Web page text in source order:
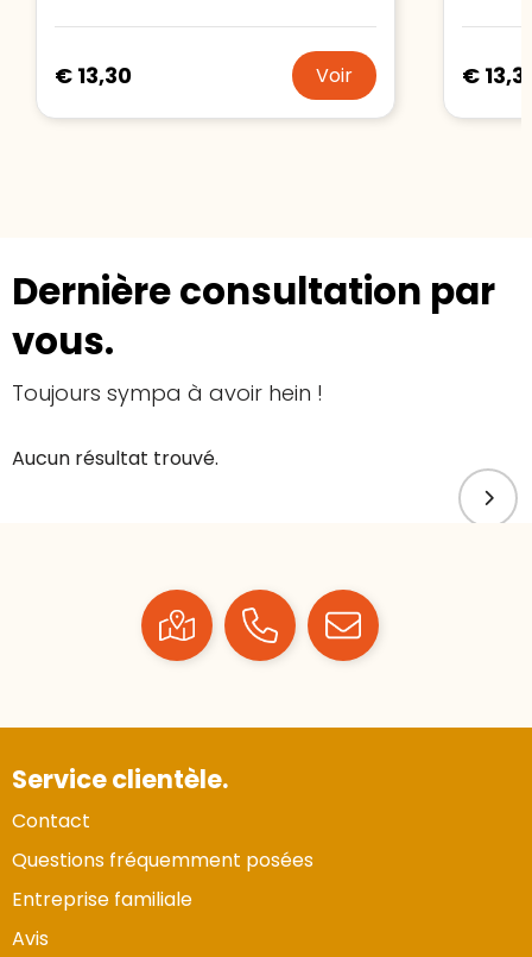
€ 13,30 Voir €
Dernière consultation par
vous.
Toujours sympa à avoir hein !
Aucun résultat trouvé.
Service clientèle.
Contact
Questions fréquemment posées
Entreprise familiale
Avis